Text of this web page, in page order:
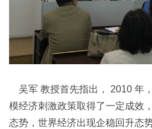
吴军 教授首先指出， 2010 年
模经济刺激政策取得了一定成效
态势，世界经济出现企稳回升态